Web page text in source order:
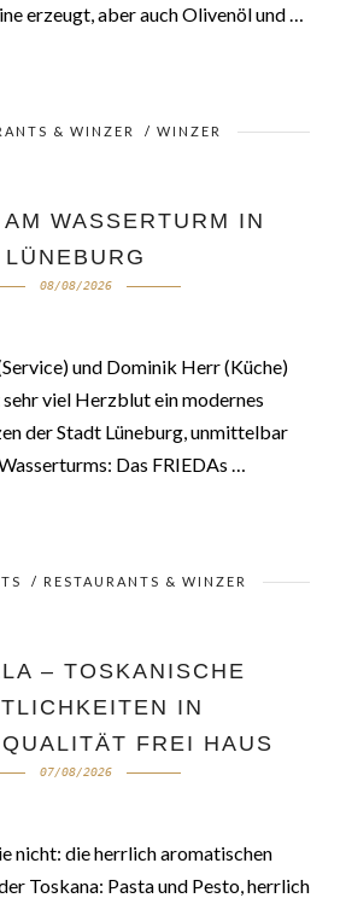
erzeugt, aber auch Olivenöl und …
& WINZER / WINZER
WASSERTURM IN
LÜNEBURG
08/08/2026
und Dominik Herr (Küche)
viel Herzblut ein modernes
der Stadt Lüneburg, unmittelbar
Das FRIEDAs …
/ RESTAURANTS & WINZER
– TOSKANISCHE
IN
FREI HAUS
07/08/2026
nicht: die herrlich aromatischen
Toskana: Pasta und Pesto, herrlich